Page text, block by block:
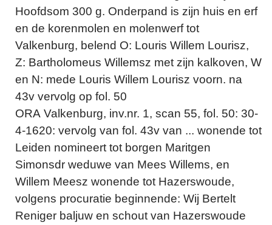
Hoofdsom 300 g. Onderpand is zijn huis en erf
en de korenmolen en molenwerf tot
Valkenburg, belend O: Louris Willem Lourisz,
Z: Bartholomeus Willemsz met zijn kalkoven, W
en N: mede Louris Willem Lourisz voorn. na
43v vervolg op fol. 50
ORA Valkenburg, inv.nr. 1, scan 55, fol. 50: 30-
4-1620: vervolg van fol. 43v van ... wonende tot
Leiden nomineert tot borgen Maritgen
Simonsdr weduwe van Mees Willems, en
Willem Meesz wonende tot Hazerswoude,
volgens procuratie beginnende: Wij Bertelt
Reniger baljuw en schout van Hazerswoude